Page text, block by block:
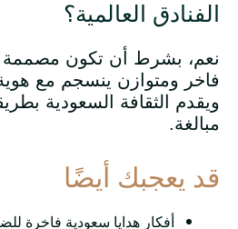
الفنادق العالمية؟
نعم، بشرط أن تكون مصممة
فاخر ومتوازن ينسجم مع
ويقدم الثقافة السعودية
مبالغة.
قد يعجبك أيضًا
أفكار هدايا سعودية فاخرة